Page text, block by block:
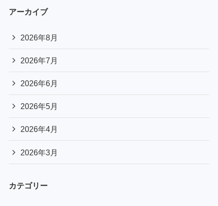
アーカイブ
2026年8月
2026年7月
2026年6月
2026年5月
2026年4月
2026年3月
カテゴリー